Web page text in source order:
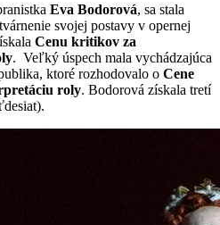
Eva Bodorová, sa stala
svojej postavy v opernej
Cenu kritikov za
. Veľký úspech mala vychádzajúca
ktoré rozhodovalo o Cene
roly. Bodorová získala tretí